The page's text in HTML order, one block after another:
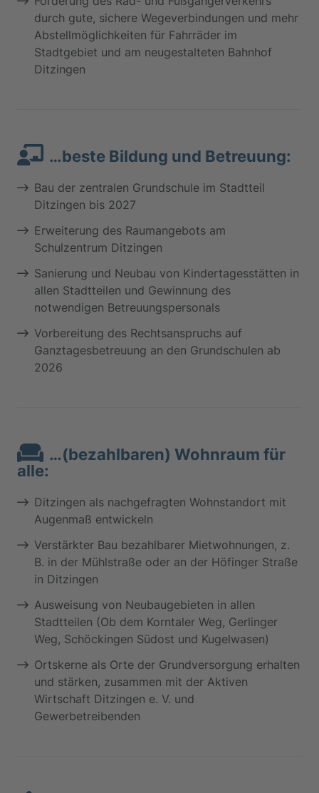
durch gute, sichere Wegeverbindungen und mehr
Abstellmöglichkeiten für Fahrräder im
Stadtgebiet und am neugestalteten Bahnhof
Ditzingen
…beste Bildung und Betreuung:
Bau der zentralen Grundschule im Stadtteil
Ditzingen bis 2027
Erweiterung des Raumangebots am
Schulzentrum Ditzingen
Sanierung und Neubau von Kindertagesstätten in
allen Stadtteilen und Gewinnung des
notwendigen Betreuungspersonals
Vorbereitung des Rechtsanspruchs auf
Ganztagesbetreuung an den Grundschulen ab
2026
…(bezahlbaren) Wohnraum für
alle:
Ditzingen als nachgefragten Wohnstandort mit
Augenmaß entwickeln
Verstärkter Bau bezahlbarer Mietwohnungen, z.
B. in der Mühlstraße oder an der Höfinger Straße
in Ditzingen
Ausweisung von Neubaugebieten in allen
Stadtteilen (Ob dem Korntaler Weg, Gerlinger
Weg, Schöckingen Südost und Kugelwasen)
Ortskerne als Orte der Grundversorgung erhalten
und stärken, zusammen mit der Aktiven
Wirtschaft Ditzingen e. V. und
Gewerbetreibenden